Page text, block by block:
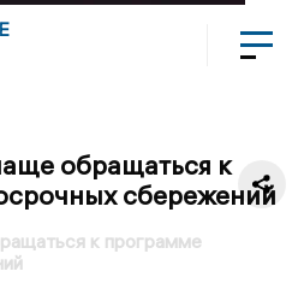
обращаться к
сбережений
к программе